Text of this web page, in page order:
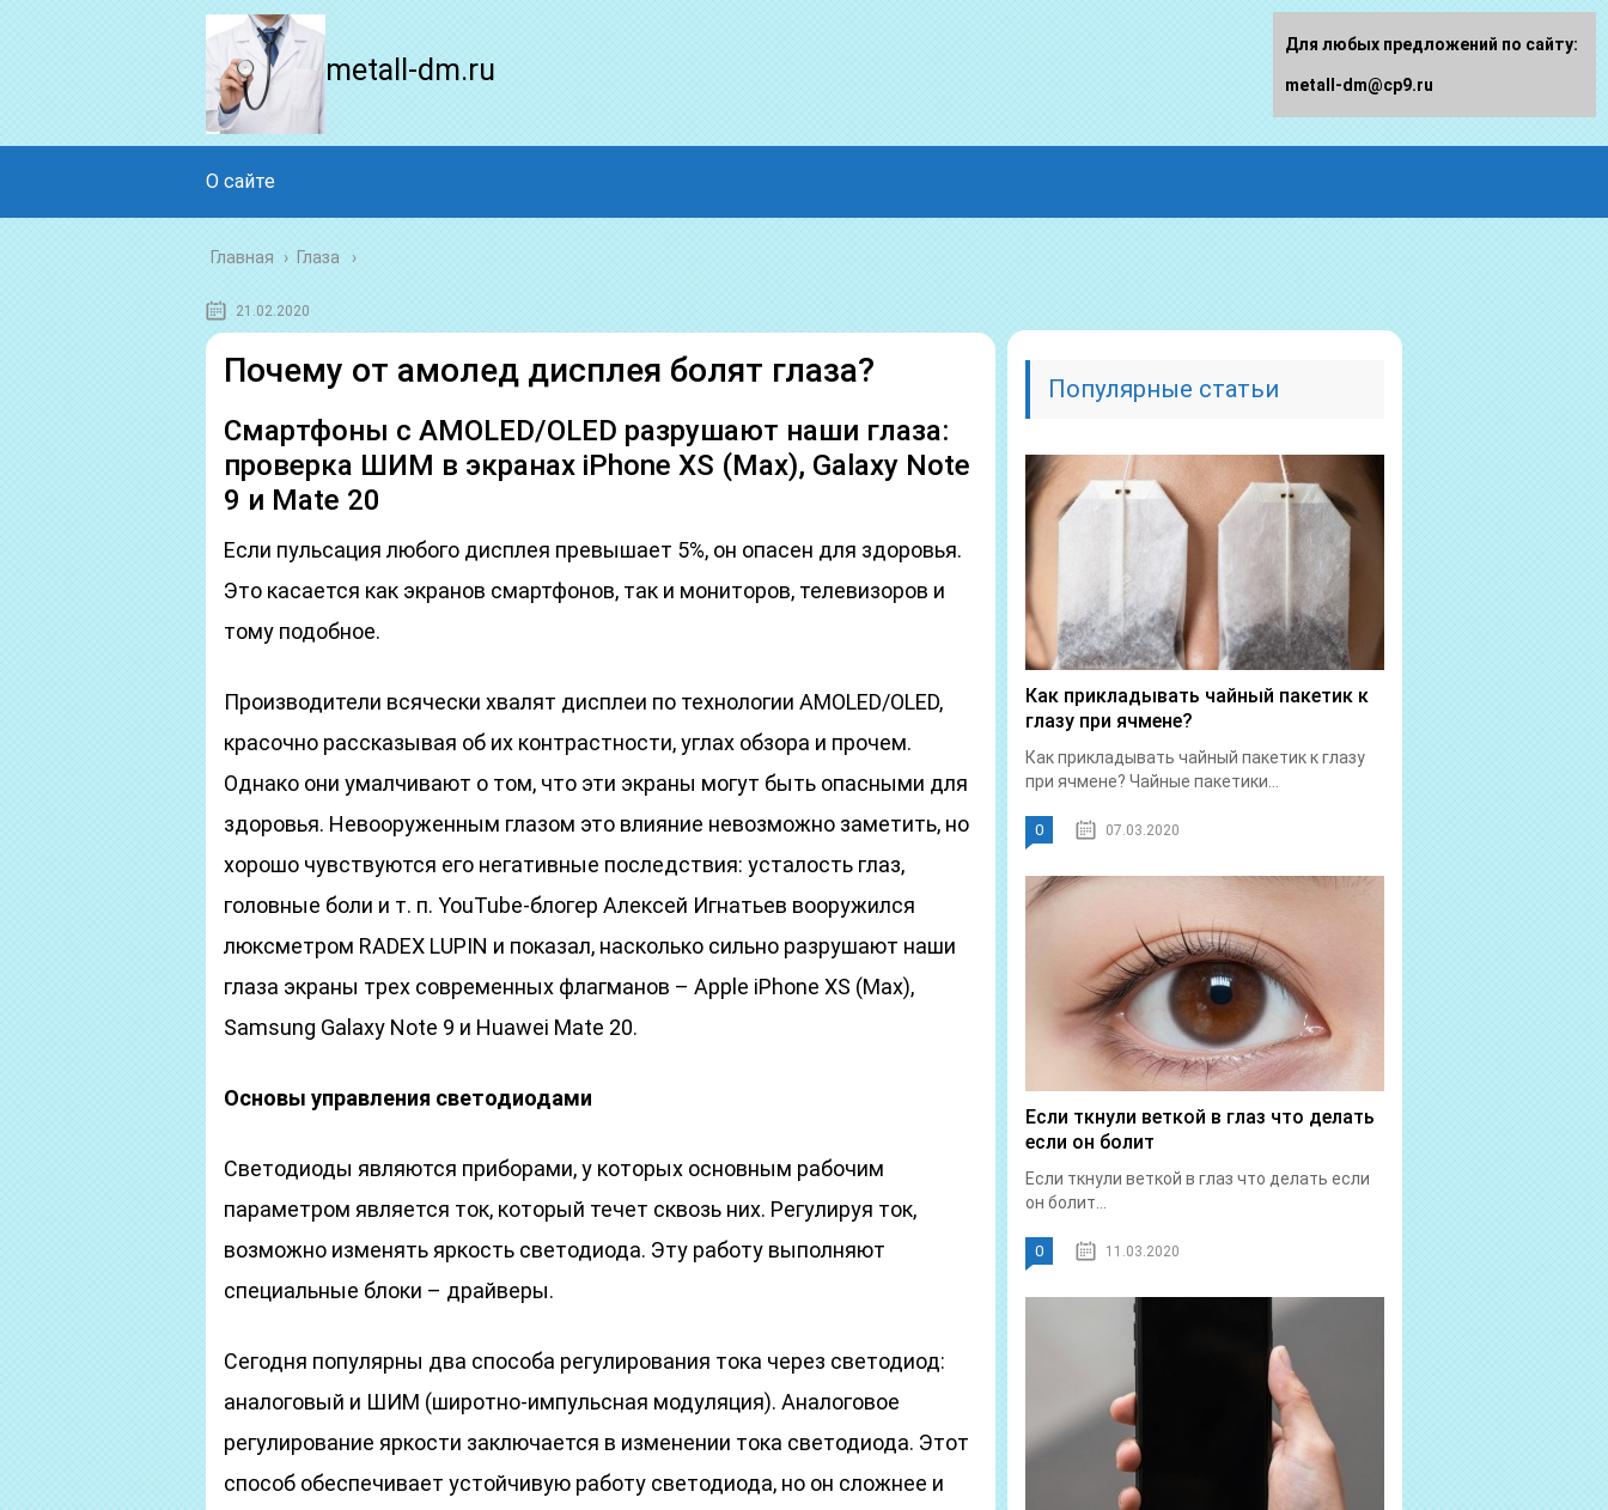
metall-dm.ru
О сайте
Главная › Глаза
21.02.2020
Почему от амолед дисплея болят глаза?
Смартфоны с AMOLED/OLED разрушают наши глаза:
проверка ШИМ в экранах iPhone XS (Max), Galaxy Note
9 и Mate 20
Если пульсация любого дисплея превышает 5%, он опасен для здоровья.
Это касается как экранов смартфонов, так и мониторов, телевизоров и
тому подобное.
Производители всячески хвалят дисплеи по технологии AMOLED/OLED,
красочно рассказывая об их контрастности, углах обзора и прочем.
Однако они умалчивают о том, что эти экраны могут быть опасными для
здоровья. Невооруженным глазом это влияние невозможно заметить, но
хорошо чувствуются его негативные последствия: усталость глаз,
головные боли и т. п. YouTube-блогер Алексей Игнатьев вооружился
люксметром RADEX LUPIN и показал, насколько сильно разрушают наши
глаза экраны трех современных флагманов – Apple iPhone XS (Max),
Samsung Galaxy Note 9 и Huawei Mate 20.
Основы управления светодиодами
Светодиоды являются приборами, у которых основным рабочим
параметром является ток, который течет сквозь них. Регулируя ток,
возможно изменять яркость светодиода. Эту работу выполняют
специальные блоки – драйверы.
Сегодня популярны два способа регулирования тока через светодиод:
аналоговый и ШИМ (широтно-импульсная модуляция). Аналоговое
регулирование яркости заключается в изменении тока светодиода. Этот
способ обеспечивает устойчивую работу светодиода, но он сложнее и
Популярные статьи
Как прикладывать чайный пакетик к
глазу при ячмене?
Как прикладывать чайный пакетик к глазу
при ячмене? Чайные пакетики...
0 07.03.2020
Если ткнули веткой в глаз что делать
если он болит
Если ткнули веткой в глаз что делать если
он болит...
0 11.03.2020
Для любых предложений по сайту:
metall-dm@cp9.ru